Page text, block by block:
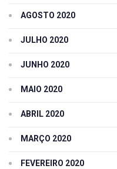
AGOSTO 2020
JULHO 2020
JUNHO 2020
MAIO 2020
ABRIL 2020
MARÇO 2020
FEVEREIRO 2020